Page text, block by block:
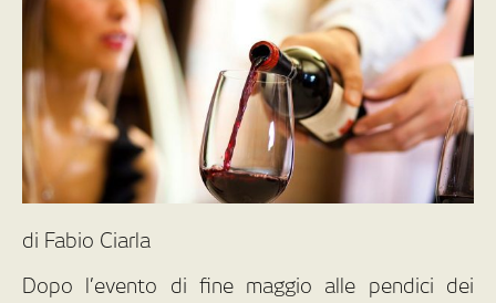
di Fabio Ciarla
Dopo l’evento di fine maggio alle pendici dei